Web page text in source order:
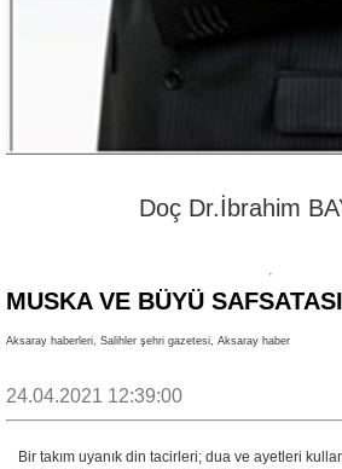
Doç Dr.İbrahim
MUSKA VE BÜYÜ SAFSATASI
Aksaray haberleri, Salihler şehri gazetesi, Aksaray haber
24.04.2021 12:39:00
Bir takım uyanık din tacirleri; dua ve ayetleri